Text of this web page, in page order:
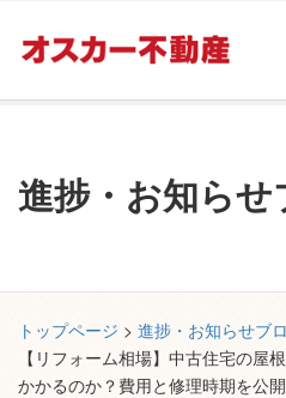
進捗・お知らせ
トップページ > 進捗・お知らせブ
【リフォーム相場】中古住宅の屋
かかるのか？費用と修理時期を公開